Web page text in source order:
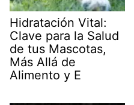
Hidratación Vital:
Clave para la Salud
de tus Mascotas,
Más Allá de
Alimento y E